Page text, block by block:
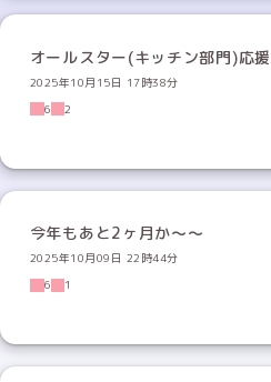
オールスター(キッチン部門)応援
2025年10月15日 17時38分
6
2
今年もあと2ヶ月か〜〜
2025年10月09日 22時44分
6
1